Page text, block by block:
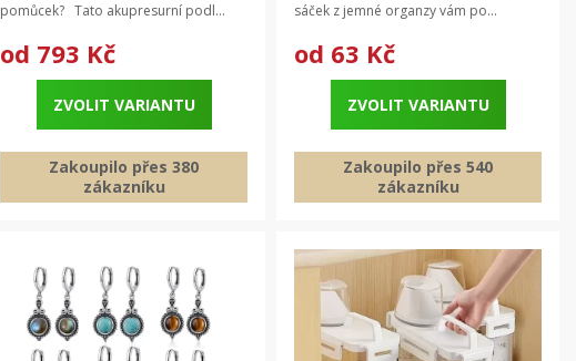
pomůcek? Tato akupresurní podl...
od 793 Kč
ZVOLIT VARIANTU
Zakoupilo přes 380
zákazníku
sáček z jemné organzy vám po...
od 63 Kč
ZVOLIT VARIANTU
Zakoupilo přes 540
zákazníku